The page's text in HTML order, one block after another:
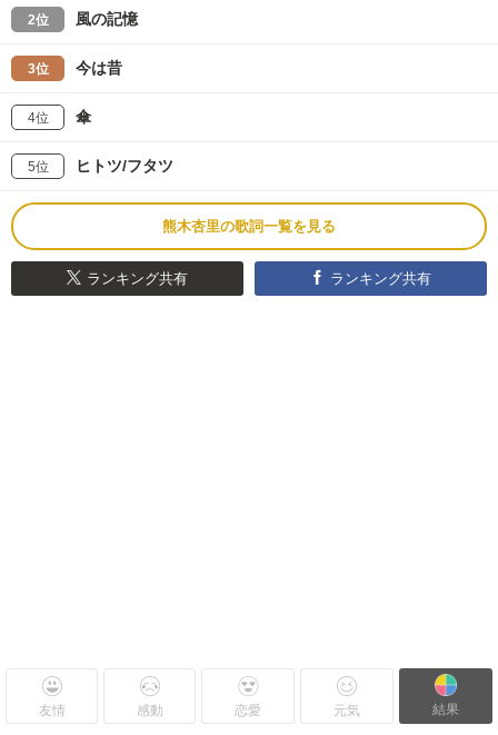
2位 風の記憶
3位 今は昔
4位 傘
5位 ヒトツ/フタツ
熊木杏里の歌詞一覧を見る
ランキング共有 ランキング共有
友情 感動 恋愛 元気 結果